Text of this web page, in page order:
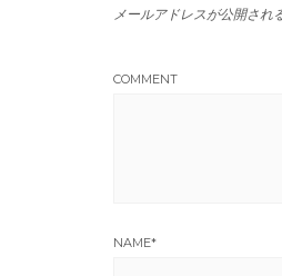
メールアドレスが公開され
COMMENT
NAME*